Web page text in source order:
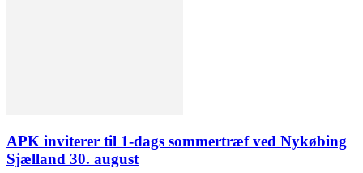
APK inviterer til 1-dags sommertræf ved Nykøbing
Sjælland 30. august